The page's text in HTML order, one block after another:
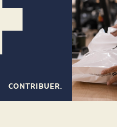
CONTRIBUER.